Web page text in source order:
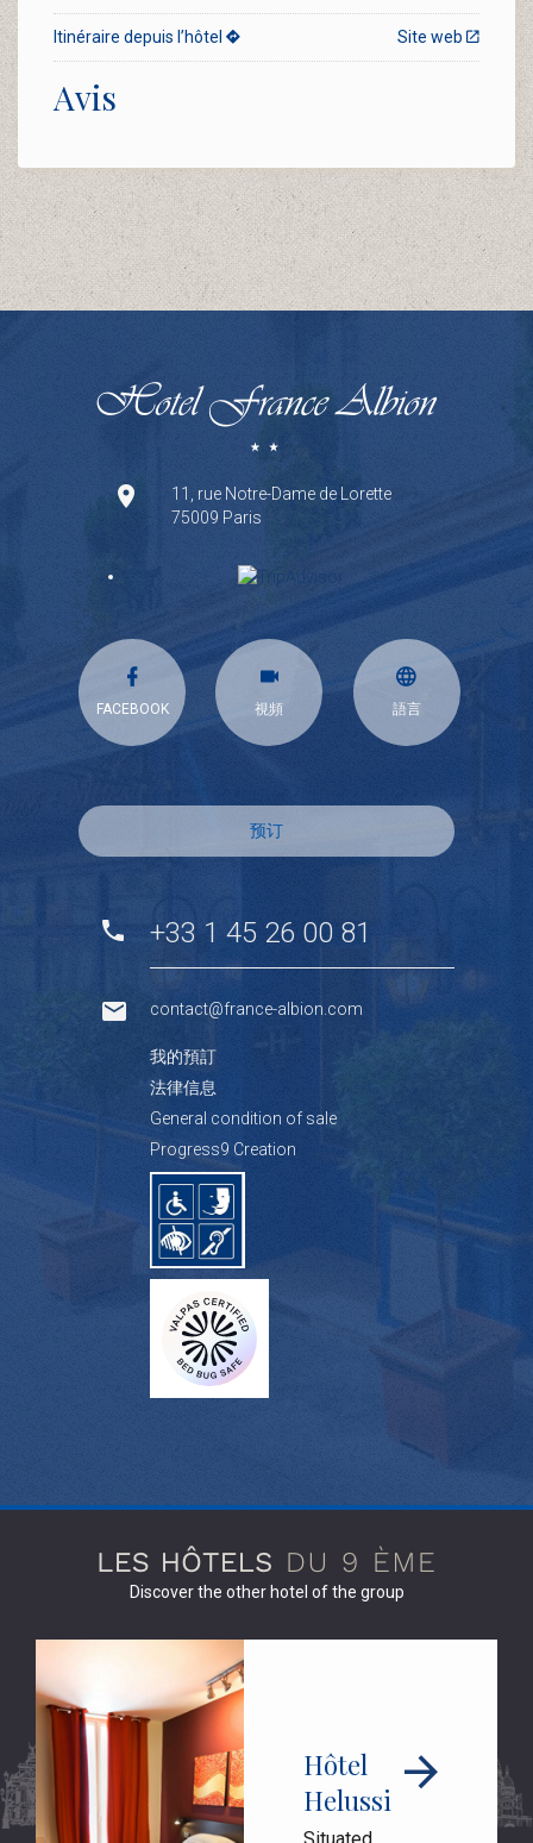
Site web
Itinéraire depuis l’hôtel
Avis
11, rue Notre-Dame de Lorette
75009 Paris
FACEBOOK 視頻 語言
预订
+33 1 45 26 00 81
contact@france-albion.com
我的預訂
法律信息
General condition of sale
Progress9 Creation
Discover the other hotel of the group
Hôtel
Helussi